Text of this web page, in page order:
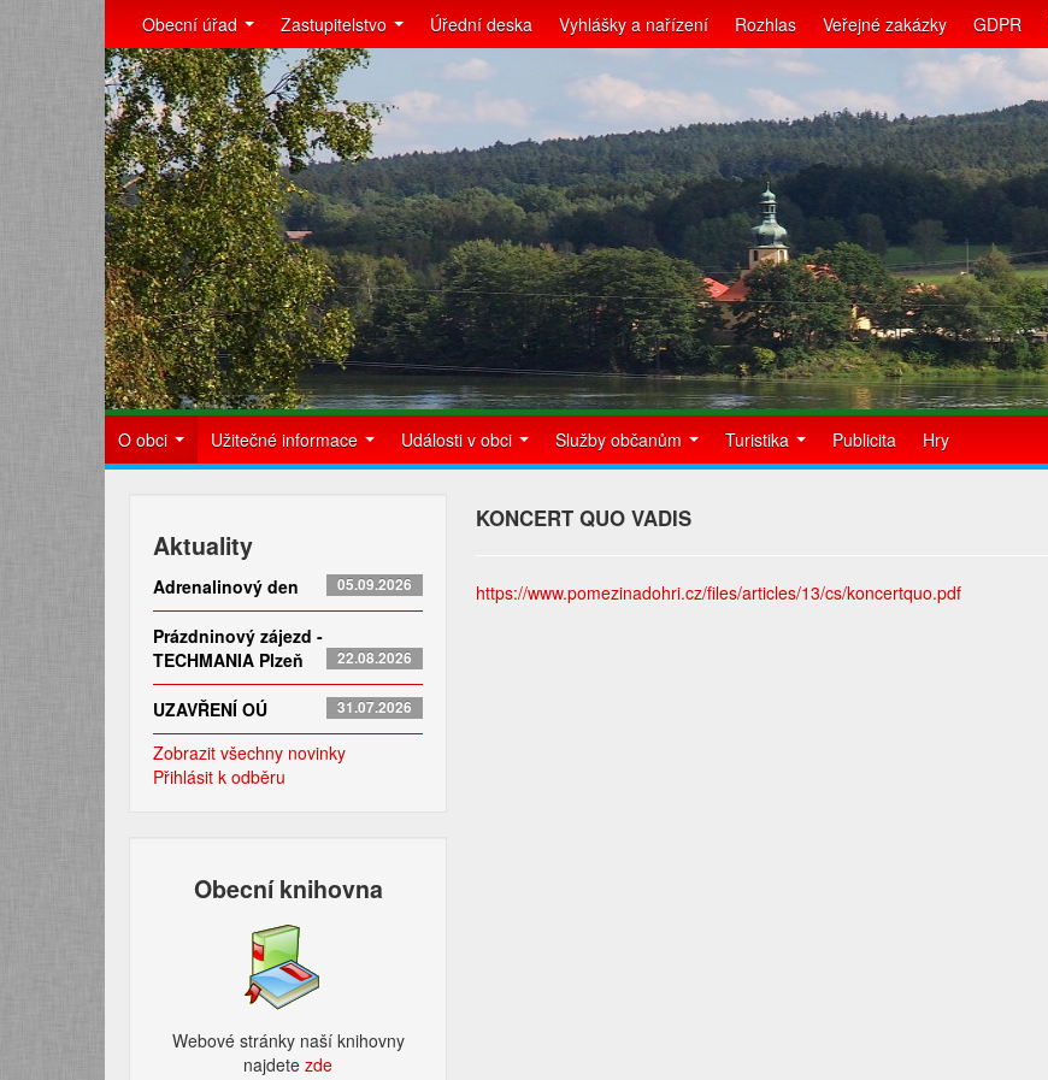
Obecní úřad Zastupitelstvo Úřední deska Vyhlášky a nařízení Rozhlas Veřejné zakázky GDPR
O obci Užitečné informace Události v obci Služby občanům Turistika Publicita Hry
Aktuality
Adrenalinový den 05.09.2026
Prázdninový zájezd -
TECHMANIA Plzeň
22.08.2026
UZAVŘENÍ OÚ 31.07.2026
Zobrazit všechny novinky
Přihlásit k odběru
Obecní knihovna
Webové stránky naší knihovny
najdetezde​
KONCERT QUO VADIS
https://www.pomezinadohri.cz/files/articles/13/cs/koncertquo.pdf